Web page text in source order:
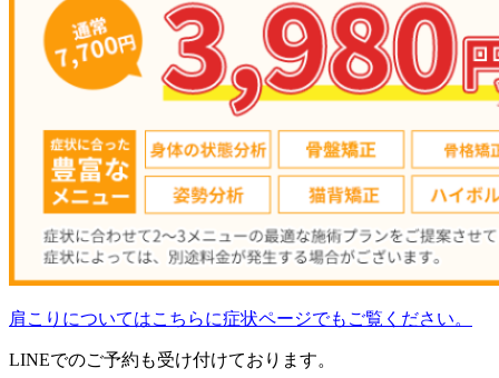
肩こりについてはこちらに症状ページでもご覧ください。
LINEでのご予約も受け付けております。